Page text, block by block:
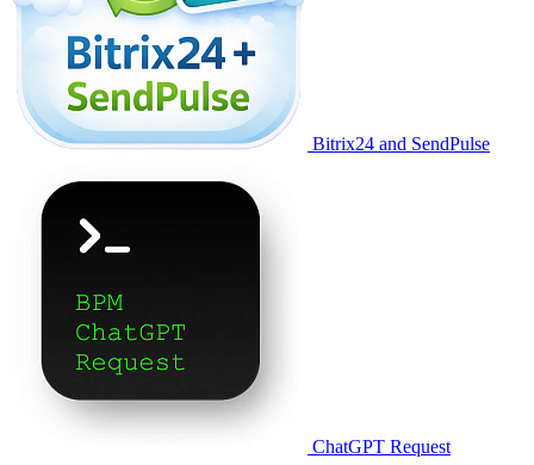
Bitrix24 and SendPulse
ChatGPT Request